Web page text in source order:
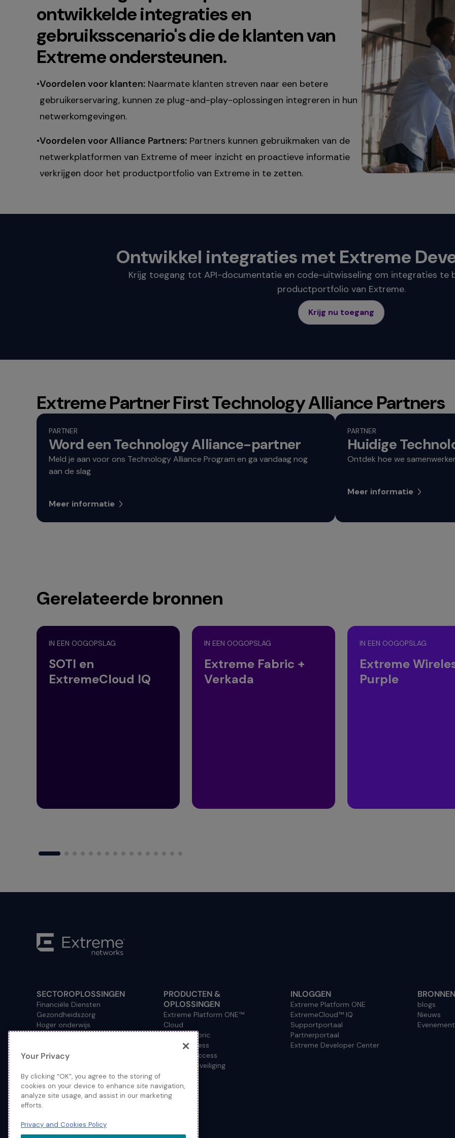
close
current
Spacebar
open
current
menu.
ontwikkelde integraties en
gebruiksscenario's die de klanten van
Extreme ondersteunen.
Voordelen voor klanten: Naarmate klanten streven naar een betere
gebruikerservaring, kunnen ze plug-and-play-oplossingen integreren in hun
netwerkomgevingen.
Voordelen voor Alliance Partners: Partners kunnen gebruikmaken van de
netwerkplatformen van Extreme of meer inzicht en proactieve informatie
verkrijgen door het productportfolio van Extreme in te zetten.
Ontwikkel integraties met Extreme
Krijg toegang tot API-documentatie en code-uitwisseling om integraties te
productportfolio van Extreme.
Krijg nu toegang
Extreme Partner First Technology Alliance Partners
PARTNER
Word een Technology Alliance-partner
Meld je aan voor ons Technology Alliance Program en ga vandaag nog
aan de slag
Meer informatie
PARTNER
Huidige
Ontdek hoe we
Meer informatie
Gerelateerde bronnen
IN EEN OOGOPSLAG
SOTI en
ExtremeCloud IQ
IN EEN OOGOPSLAG
Extreme Fabric +
Verkada
IN EEN OOGOPSLAG
Extreme
Purple
SECTOROPLOSSINGEN
Financiële Diensten
Gezondheidszorg
Hoger onderwijs
Hospitality
Consulting/Accounting
Operational Technology
Overheid
Pharmaceuticals
Primair en secundair onderwijs
Dienstverlener
PRODUCTEN &
OPLOSSINGEN
Extreme Platform ONE™
Cloud
Netwerkfabric
Wired Access
Wireless Access
Netwerkbeveiliging
INLOGGEN
Extreme Platform ONE
ExtremeCloud™ IQ
Supportportaal
Partnerportaal
Extreme Developer Center
BRONNEN
blogs
Nieuws
Your Privacy
By clicking “OK”, you agree to the storing of
cookies on your device to enhance site navigation,
analyze site usage, and assist in our marketing
efforts.
Privacy and Cookies Policy